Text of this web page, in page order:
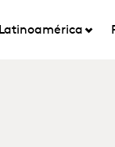
Latinoamérica